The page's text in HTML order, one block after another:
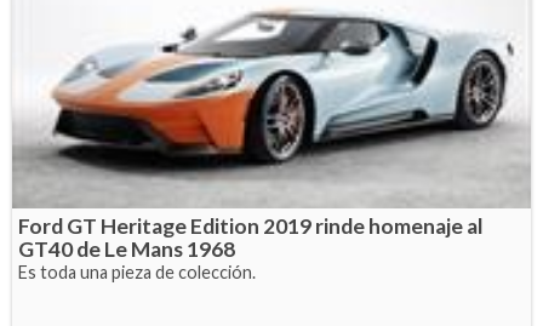
Ford GT Heritage Edition 2019 rinde homenaje al
GT40 de Le Mans 1968
Es toda una pieza de colección.